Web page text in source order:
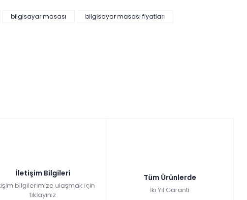
bilgisayar masası bilgisayar masası fiyatları
İletişim Bilgileri
bilgilerimize ulaşmak için
tıklayınız
Tüm Ürünlerde
İki Yıl Garanti